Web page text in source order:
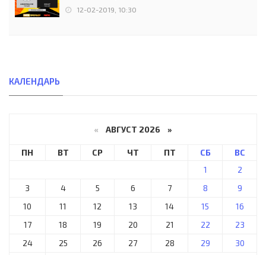
12-02-2019, 10:30
КАЛЕНДАРЬ
« АВГУСТ 2026 »
ПН ВТ СР ЧТ ПТ СБ
ВС
1
2
3
4 5 6 7 8
9
10
11 12 13 14 15
16
17
18 19 20 21 22
23
24
25 26 27 28 29
30